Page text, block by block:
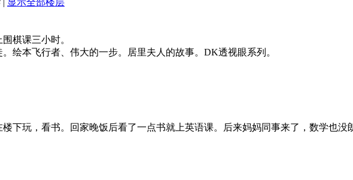
棋课三小时。
绘本飞行者、伟大的一步。居里夫人的故事。DK透视眼系列。
下玩，看书。回家晚饭后看了一点书就上英语课。后来妈妈同事来了，数学也